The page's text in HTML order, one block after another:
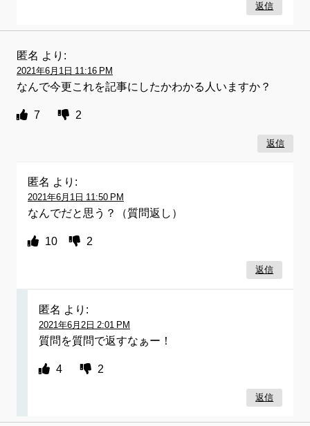
返信
匿名 より:
2021年6月1日 11:16 PM
なんで今更これを記事にしたかわかる人いますか？
7 2
返信
匿名 より:
2021年6月1日 11:50 PM
なんでだと思う？（質問返し）
10 2
返信
匿名 より:
2021年6月2日 2:01 PM
質問を質問で返すなぁー！
4 2
返信